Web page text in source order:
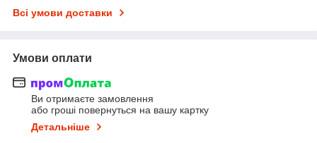
Всі умови доставки
Умови оплати
Ви отримаєте замовлення
або гроші повернуться на вашу картку
Детальніше